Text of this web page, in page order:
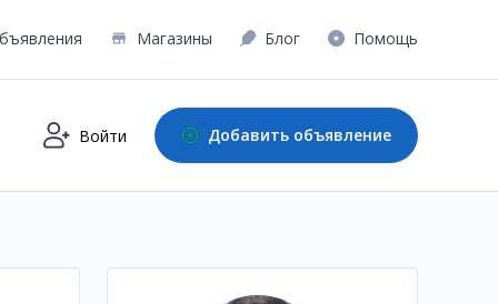
Магазины Блог Помощь
Войти Добавить объявление